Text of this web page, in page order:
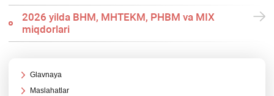
2026 yilda BHM, MHTEKM, PHBM va MIX
miqdorlari
Glavnaya
Maslahatlar